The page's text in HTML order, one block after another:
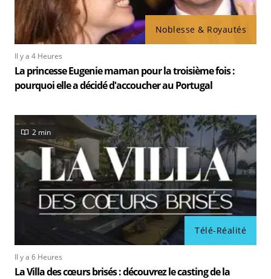
Noblesse & Royautés
Il y a 4 Heures
La princesse Eugenie maman pour la troisième fois :
pourquoi elle a décidé d'accoucher au Portugal
Télé-Réalité
2 min
Il y a 6 Heures
La Villa des cœurs brisés : découvrez le casting de la